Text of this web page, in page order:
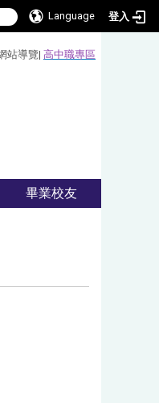
Language 登入
站導覽| 高中職專區
畢業校友